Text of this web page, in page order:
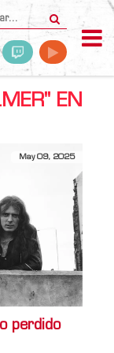
EN
May 09, 2025
perdido